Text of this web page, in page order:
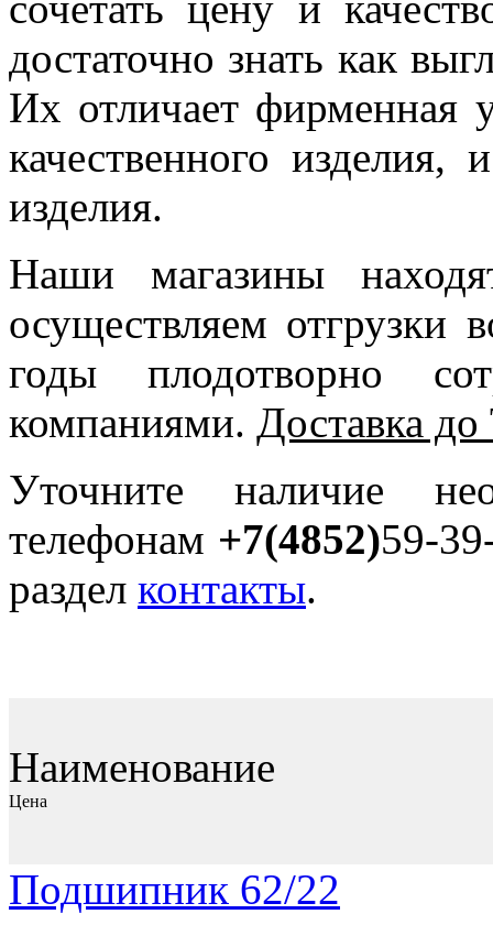
достаточно знать как
Их отличает фирменная
качественного изделия,
изделия.
Наши магазины
осуществляем отгрузки
годы плодотворно
компаниями. Доставка
Уточните наличие
телефонам +7(4852)59-
раздел контакты.
Наименование
Цена
Подшипник 62/22